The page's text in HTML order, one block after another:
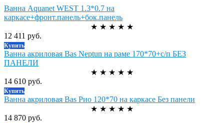
Ванна Aquanet WEST 1.3*0.7 на
каркасе+фронт.панель+бок.панель
★ ★ ★ ★ ★
12 411 руб.
Купить
Ванна акриловая Bas Neptun на раме 170*70+с/п БЕЗ
ПАНЕЛИ
★ ★ ★ ★ ★
14 610 руб.
Купить
Ванна акриловая Bas Рио 120*70 на каркасе Без панели
★ ★ ★ ★ ★
14 870 руб.